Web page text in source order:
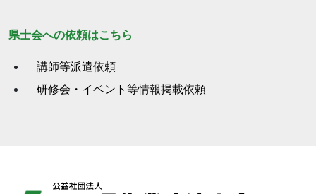
県士会への依頼はこちら
講師等派遣依頼
研修会・イベント等情報掲載依頼